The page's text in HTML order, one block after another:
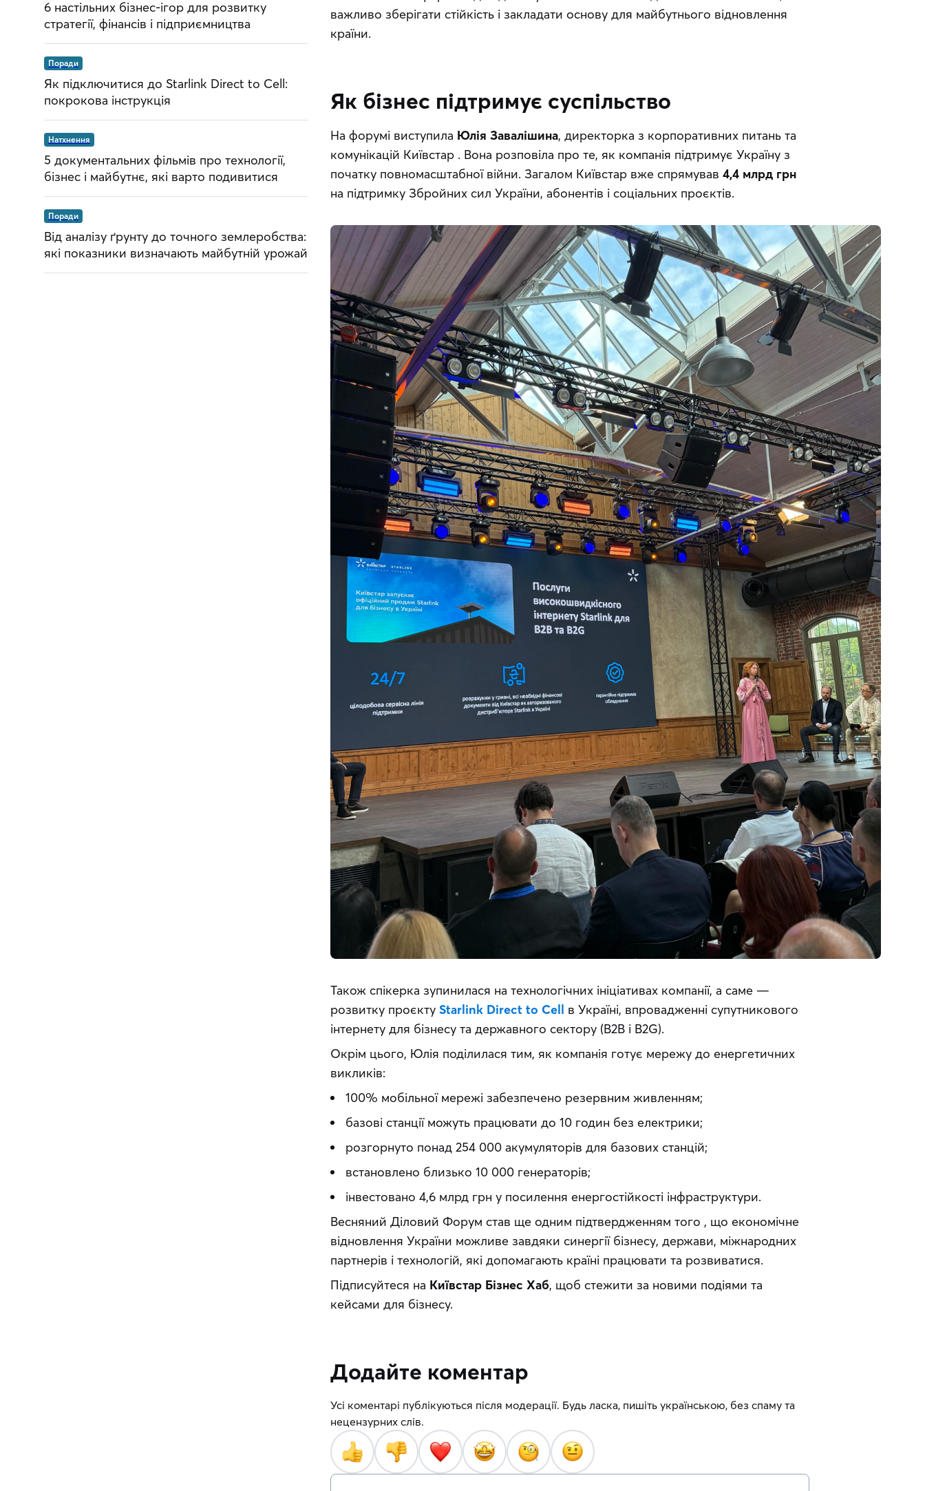
важливо зберігати стійкість і закладати основу для майбутнього відновлення
країни.
Як бізнес підтримує суспільство
На форумі виступила Юлія Завалішина, директорка з корпоративних питань та
комунікацій Київстар . Вона розповіла про те, як компанія підтримує Україну з
початку повномасштабної війни. Загалом Київстар вже спрямував 4,4 млрд грн
на підтримку Збройних сил України, абонентів і соціальних проєктів.
Також спікерка зупинилася на технологічних ініціативах компанії, а саме —
розвитку проєкту Starlink Direct to Cell в Україні, впровадженні супутникового
інтернету для бізнесу та державного сектору (B2B і B2G).
Окрім цього, Юлія поділилася тим, як компанія готує мережу до енергетичних
викликів:
100% мобільної мережі забезпечено резервним живленням;
базові станції можуть працювати до 10 годин без електрики;
розгорнуто понад 254 000 акумуляторів для базових станцій;
встановлено близько 10 000 генераторів;
інвестовано 4,6 млрд грн у посилення енергостійкості інфраструктури.
Весняний Діловий Форум став ще одним підтвердженням того , що економічне
відновлення України можливе завдяки синергії бізнесу, держави, міжнародних
партнерів і технологій, які допомагають країні працювати та розвиватися.
Підписуйтеся на Київстар Бізнес Хаб, щоб стежити за новими подіями та
кейсами для бізнесу.
6 настільних бізнес-ігор для розвитку
стратегії, фінансів і підприємництва
Поради
Як підключитися до Starlink Direct to Cell:
покрокова інструкція
Натхнення
5 документальних фільмів про технології,
бізнес і майбутнє, які варто подивитися
Поради
Від аналізу ґрунту до точного землеробства:
які показники визначають майбутній урожай
Додайте коментар
Усі коментарі публікуються після модерації. Будь ласка, пишіть українською, без спаму та
нецензурних слів.